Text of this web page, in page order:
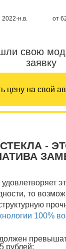
2022-н.в. от
свою
заявку
цену на свой
-
то
100%
рублей;